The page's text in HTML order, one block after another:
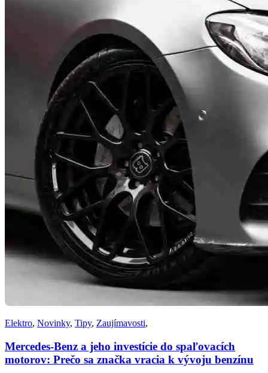
Elektro, Novinky, Tipy, Zaujímavosti,
Mercedes-Benz a jeho investície do spaľovacích
motorov: Prečo sa značka vracia k vývoju benzínu